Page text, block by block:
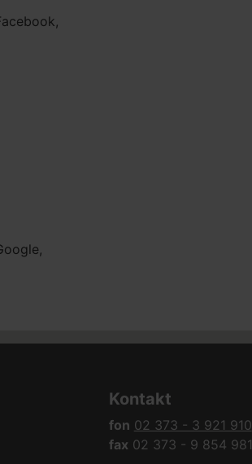
Kontakt
fon 02 373 - 3 921 910
fax 02 373 - 9 854 981